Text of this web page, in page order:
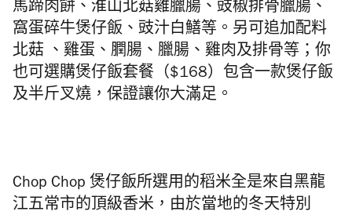
馬蹄肉餅 、 淮山北菇雞臘腸 、 豉椒排骨臘腸 、
窩蛋碎牛煲仔飯 、 豉汁白鱔等 。另可追加配料
北菇
、雞蛋 、膶腸 、臘腸 、雞肉及排骨等；你
也可選購煲仔飯套餐（$168）包含一款煲仔飯
及半斤叉燒， 保證讓你大滿足。
Chop Chop 煲仔飯所選用的稻米全是來自黑龍
江五常市的頂級香米，由於當地的冬天特別